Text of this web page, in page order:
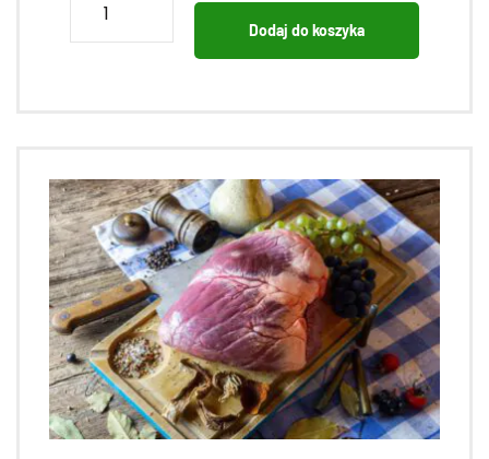
Dodaj do koszyka